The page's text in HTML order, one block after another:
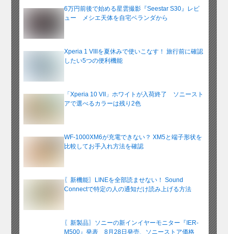
6万円前後で始める星雲撮影『Seestar S30』レビ
ュー メシエ天体を自宅ベランダから
Xperia 1 VIIIを夏休みで使いこなす！ 旅行前に確認
したい5つの便利機能
「Xperia 10 VII」ホワイトが入荷終了 ソニースト
アで選べるカラーは残り2色
WF-1000XM6が充電できない？ XM5と端子形状を
比較してお手入れ方法を確認
〖新機能〗LINEを全部読ませない！ Sound
Connectで特定の人の通知だけ読み上げる方法
〖新製品〗ソニーの新インイヤーモニター『IER-
M500』発表 8月28日発売、ソニーストア価格